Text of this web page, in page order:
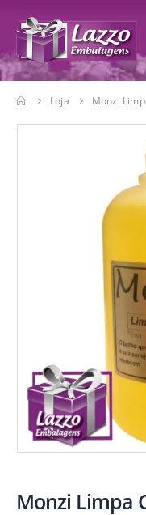
Loja Monzi
Monzi Limpa